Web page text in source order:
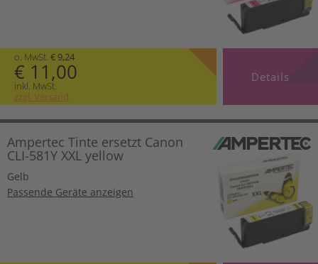
o. MwSt. € 9,24
€ 11,00
inkl. MwSt.
zzgl. Versand
Details
Ampertec Tinte ersetzt Canon
CLI-581Y XXL yellow
Gelb
Passende Geräte anzeigen